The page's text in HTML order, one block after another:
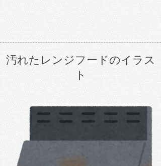
汚れたレンジフードのイラス
ト